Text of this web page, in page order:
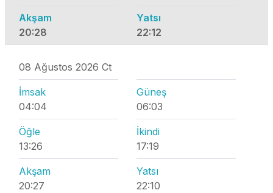
Akşam
20:28
Yatsı
22:12
08 Ağustos 2026 Ct
İmsak
04:04
Güneş
06:03
Öğle
13:26
İkindi
17:19
Akşam
20:27
Yatsı
22:10